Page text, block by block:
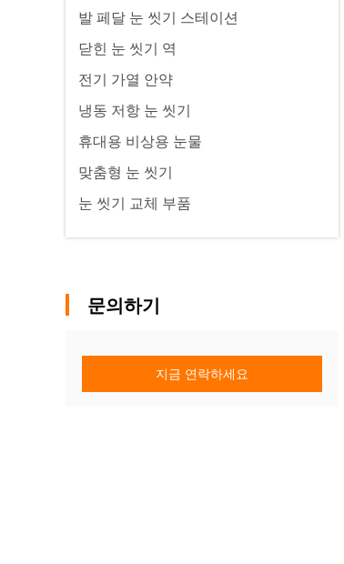
발 페달 눈 씻기 스테이션
닫힌 눈 씻기 역
전기 가열 안약
냉동 저항 눈 씻기
휴대용 비상용 눈물
맞춤형 눈 씻기
눈 씻기 교체 부품
문의하기
지금 연락하세요